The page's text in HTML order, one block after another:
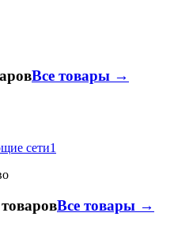
Все товары →
сети1
Все товары →